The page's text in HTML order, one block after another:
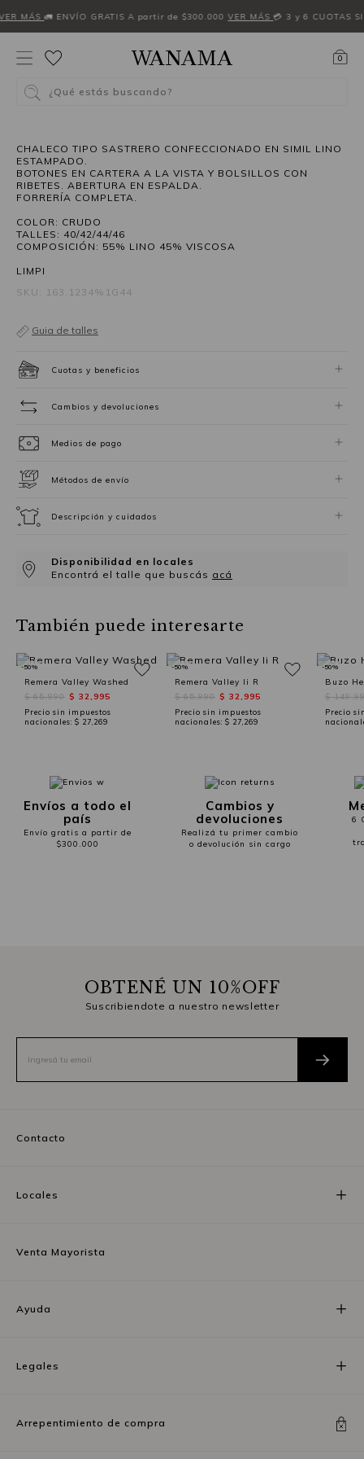
MÁS 🚛 ENVÍO GRATIS A partir de $300.000 VER MÁS 💳 3 y 6 CUOTAS
0
¿Qué estás buscando?
CHALECO TIPO SASTRERO CONFECCIONADO EN SIMIL LINO
ESTAMPADO.
BOTONES EN CARTERA A LA VISTA Y BOLSILLOS CON
RIBETES. ABERTURA EN ESPALDA.
FORRERÍA COMPLETA.
COLOR: CRUDO
TALLES: 40/42/44/46
COMPOSICIÓN: 55% LINO 45% VISCOSA
LIMPI
SKU: 163.1234%1G44
Guia de talles
Cuotas y beneficios
Cambios y devoluciones
Medios de pago
Métodos de envío
Descripción y cuidados
Disponibilidad en locales
Encontrá el talle que buscás acá
También puede interesarte
Remera Valley Washed
$ 65,990 $ 32,995
Precio sin impuestos
nacionales: $ 27,269
-50%
Remera Valley Ii R
$ 65,990 $ 32,995
Precio sin impuestos
nacionales: $ 27,269
-50%
Buzo
$
Precio
-50%
Envíos a todo el
país
Envío gratis a partir de
$300.000
Cambios y
devoluciones
Realizá tu primer cambio
o devolución sin cargo
6
OBTENÉ UN 10%OFF
Suscribiendote a nuestro newsletter
Contacto
Locales
Venta Mayorista
Ayuda
Legales
Arrepentimiento de compra